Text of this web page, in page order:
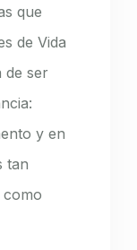
que
de Vida
de ser
y en
tan